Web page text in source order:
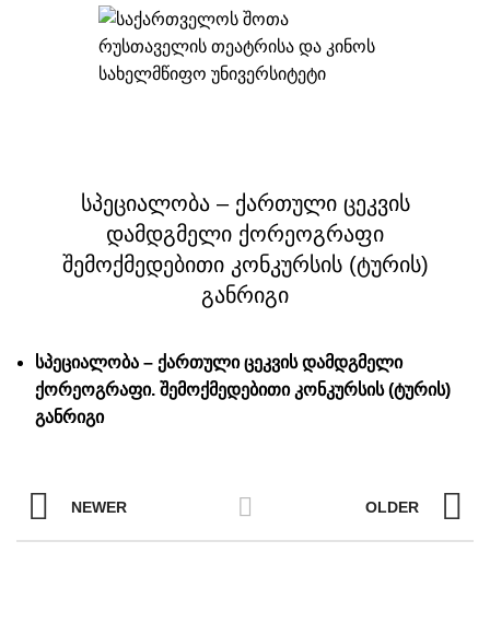
სპეციალობა – ქართული ცეკვის
დამდგმელი ქორეოგრაფი
შემოქმედებითი კონკურსის (ტურის)
განრიგი
სპეციალობა – ქართული ცეკვის დამდგმელი
ქორეოგრაფი. შემოქმედებითი კონკურსის (ტურის)
განრიგი
NEWER OLDER